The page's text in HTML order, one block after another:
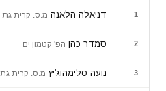
1 דניאלה הלאנה מ.ס. קרית גת
2 סמדר כהן הפ' קטמון ים
3 נועה סלימהוג'יץ מ.ס. קרית גת